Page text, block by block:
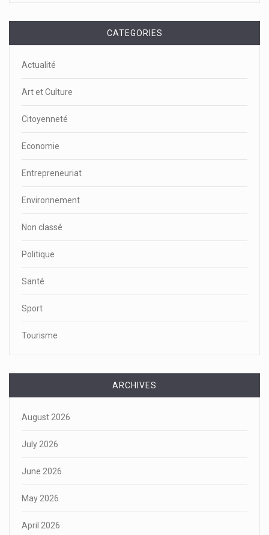
CATEGORIES
Actualité
Art et Culture
Citoyenneté
Economie
Entrepreneuriat
Environnement
Non classé
Politique
Santé
Sport
Tourisme
ARCHIVES
August 2026
July 2026
June 2026
May 2026
April 2026